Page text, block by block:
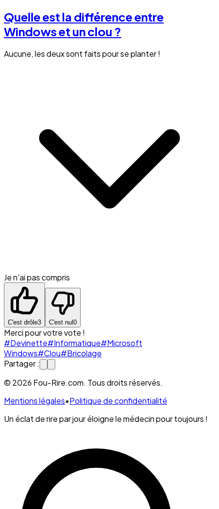
Quelle est la différence entre
Windows et un clou ?
Aucune, les deux sont faits pour se planter !
Je n'ai pas compris
C'est drôle3 C'est nul0
Merci pour votre vote !
#Devinette#Informatique#Microsoft
Windows#Clou#Bricolage
Partager :
© 2026 Fou-Rire.com. Tous droits réservés.
Mentions légales•Politique de confidentialité
Un éclat de rire par jour éloigne le médecin pour toujours !